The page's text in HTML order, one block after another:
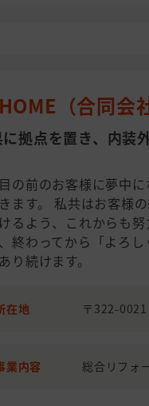
（合同会
拠点を置き、内装
の前のお客様に夢中
ます。 私共はお客様
るよう、これからも
終わってから「よろ
り続けます。
在地 〒322-
業内容 総合リフォ